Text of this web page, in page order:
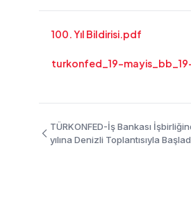
100. Yıl Bildirisi.pdf
turkonfed_19-
TÜRKONFED-İş Bankası
yılına Denizli Toplantısıyla